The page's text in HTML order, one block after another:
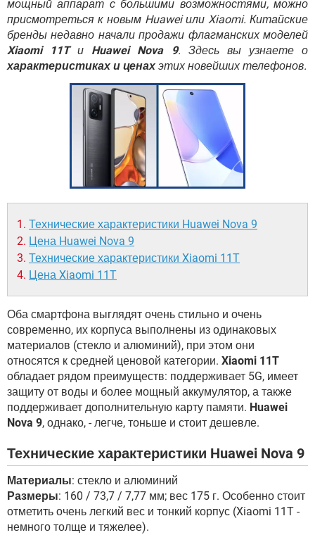
YANDEX
мощный аппарат с большими возможностями, можно
присмотреться к новым Huawei или Xiaomi. Китайские
бренды недавно начали продажи флагманских моделей
Xiaomi 11Tи Huawei Nova 9. Здесь вы узнаете о
характеристиках и ценах этих новейших телефонов.
Технические характеристики Huawei Nova 9
Цена Huawei Nova 9
Технические характеристики Xiaomi 11T
Цена Xiaomi 11T
Оба смартфона выглядят очень стильно и очень
современно, их корпуса выполнены из одинаковых
материалов (стекло и алюминий), при этом они
относятся к средней ценовой категории. Xiaomi 11T
обладает рядом преимуществ: поддерживает 5G, имеет
защиту от воды и более мощный аккумулятор, а также
поддерживает дополнительную карту памяти. Huawei
Nova 9, однако, - легче, тоньше и стоит дешевле.
Технические характеристики Huawei Nova 9
Материалы: стекло и алюминий
Размеры: 160 / 73,7 / 7,77 мм; вес 175 г. Особенно стоит
отметить очень легкий вес и тонкий корпус (Xiaomi 11T -
немного толще и тяжелее).